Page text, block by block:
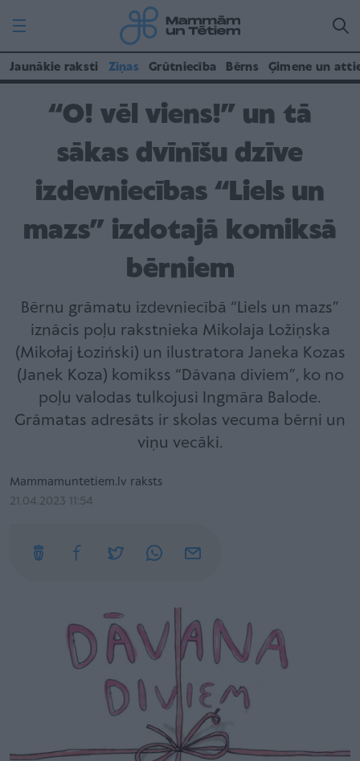
Jaunākie raksti Ziņas Grūtniecība Bērns Ģimene un
“O! vēl viens!” un tā
sākas dvīnīšu dzīve
izdevniecības “Liels un
mazs” izdotajā komiksā
bērniem
Bērnu grāmatu izdevniecībā “Liels un mazs”
iznācis poļu rakstnieka Mikolaja Ložiņska
(Mikołaj Łoziński) un ilustratora Janeka Kozas
(Janek Koza) komikss “Dāvana diviem”, ko no
poļu valodas tulkojusi Ingmāra Balode.
Grāmatas adresāts ir skolas vecuma bērni un
viņu vecāki.
Mammamuntetiem.lv raksts
21.04.2023 11:54